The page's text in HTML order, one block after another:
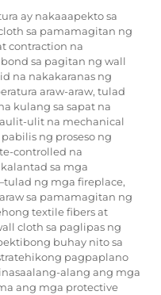
ay nakaaapekto sa
sa pamamagitan ng
contraction na
sa pagitan ng wall
na nakakaranas ng
araw-araw, tulad
kulang sa sapat na
ulit na mechanical
pabilis ng proseso ng
controlled na
sa mga
ng mga fireplace,
sa pamamagitan ng
textile fibers at
cloth sa paglipas ng
buhay nito sa
pagpaplano
alang ang mga
ang mga protective